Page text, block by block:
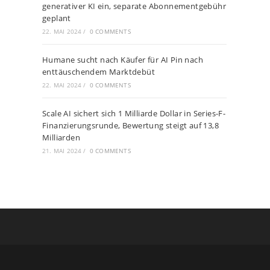
generativer KI ein, separate Abonnementgebühr
geplant
22. MAI 2024 / 0 COMMENTS
Humane sucht nach Käufer für AI Pin nach
enttäuschendem Marktdebüt
22. MAI 2024 / 0 COMMENTS
Scale AI sichert sich 1 Milliarde Dollar in Series-F-
Finanzierungsrunde, Bewertung steigt auf 13,8
Milliarden
21. MAI 2024 / 0 COMMENTS